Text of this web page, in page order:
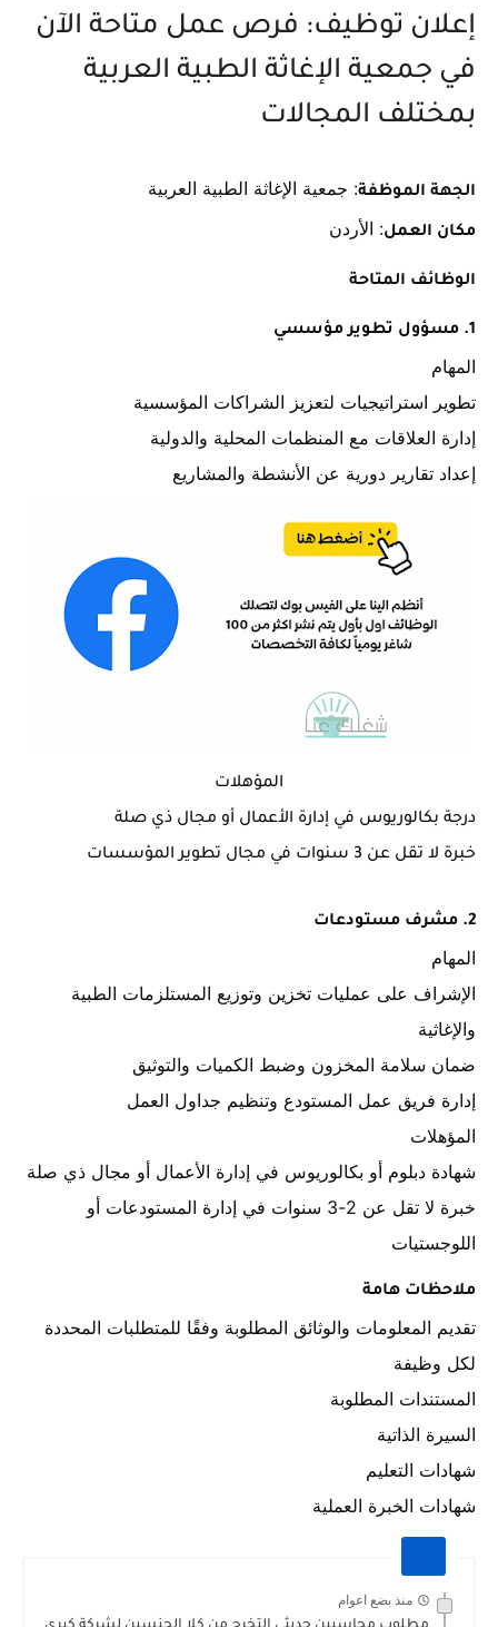
إعلان توظيف: فرص عمل متاحة الآن
في جمعية الإغاثة الطبية العربية
بمختلف المجالات
الجهة الموظفة: جمعية الإغاثة الطبية العربية
مكان العمل: الأردن
الوظائف المتاحة
1. مسؤول تطوير مؤسسي
المهام
تطوير استراتيجيات لتعزيز الشراكات المؤسسية
إدارة العلاقات مع المنظمات المحلية والدولية
إعداد تقارير دورية عن الأنشطة والمشاريع
المؤهلات
درجة بكالوريوس في إدارة الأعمال أو مجال ذي صلة
خبرة لا تقل عن 3 سنوات في مجال تطوير المؤسسات
2. مشرف مستودعات
المهام
الإشراف على عمليات تخزين وتوزيع المستلزمات الطبية
والإغاثية
ضمان سلامة المخزون وضبط الكميات والتوثيق
إدارة فريق عمل المستودع وتنظيم جداول العمل
المؤهلات
شهادة دبلوم أو بكالوريوس في إدارة الأعمال أو مجال ذي صلة
خبرة لا تقل عن 2-3 سنوات في إدارة المستودعات أو
اللوجستيات
ملاحظات هامة
تقديم المعلومات والوثائق المطلوبة وفقًا للمتطلبات المحددة
لكل وظيفة
المستندات المطلوبة
السيرة الذاتية
شهادات التعليم
شهادات الخبرة العملية
منذ بضع اعوام